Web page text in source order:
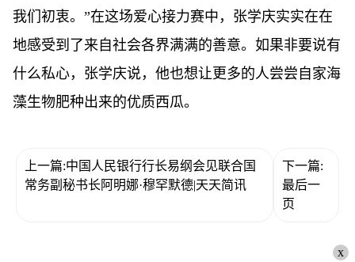
我们初衷。”在这场爱心接力赛中，张学庆实实在在
地感受到了来自社会各界满满的善意。如果非要说有
什么私心，张学庆说，他也想让更多的人尝尝自家海
藻生物肥种出来的优质西瓜。
上一篇:中国人民银行行长易纲会见联合国
常务副秘书长阿明娜·穆罕默德|天天简讯
下一篇:
最后一
页
x